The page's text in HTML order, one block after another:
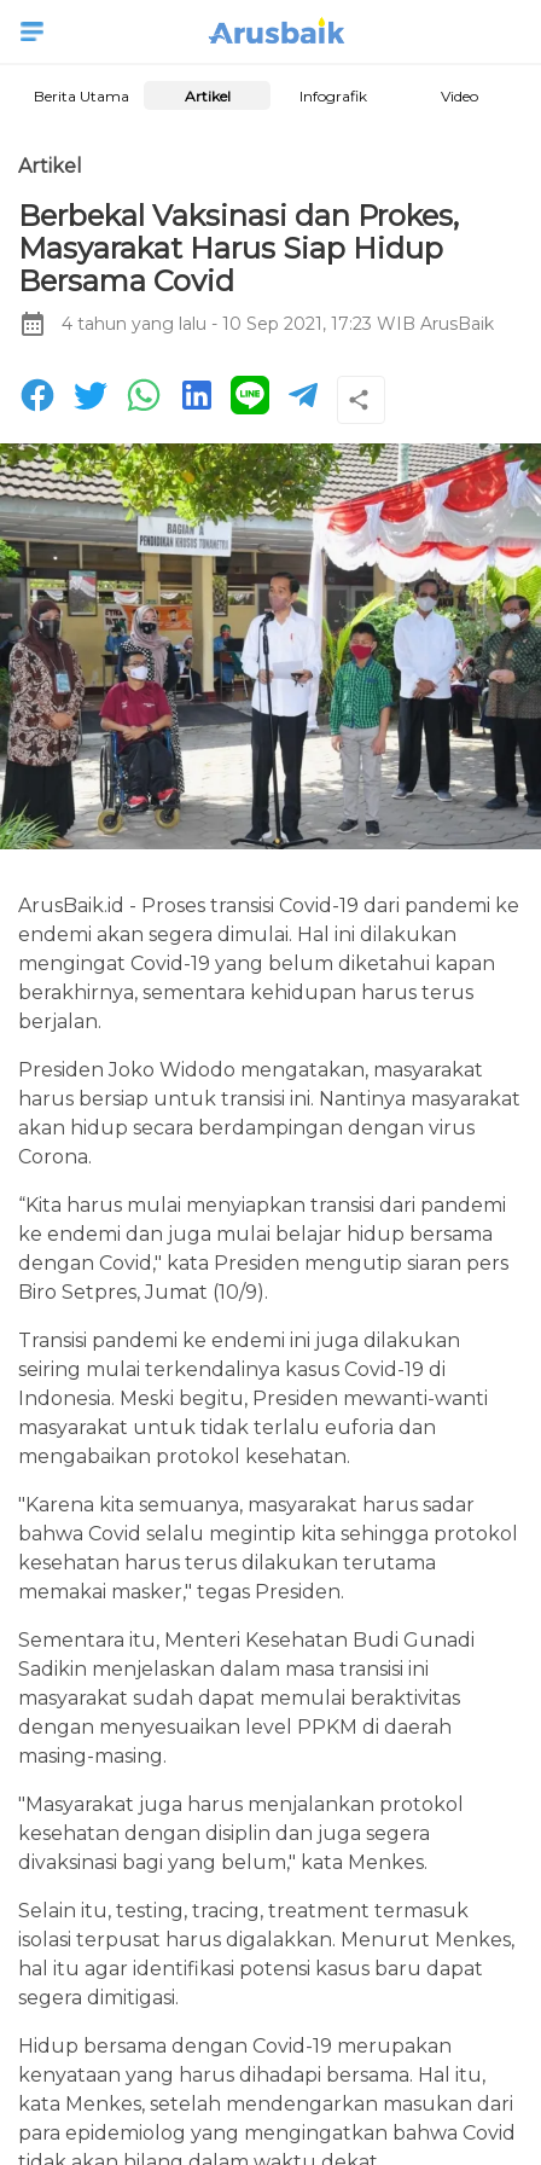
Berita Utama Artikel Infografik Video
Artikel
Berbekal Vaksinasi dan Prokes,
Masyarakat Harus Siap Hidup
Bersama Covid
4 tahun yang lalu - 10 Sep 2021, 17:23 WIB ArusBaik
ArusBaik.id - Proses transisi Covid-19 dari pandemi ke
endemi akan segera dimulai. Hal ini dilakukan
mengingat Covid-19 yang belum diketahui kapan
berakhirnya, sementara kehidupan harus terus
berjalan.
Presiden Joko Widodo mengatakan, masyarakat
harus bersiap untuk transisi ini. Nantinya masyarakat
akan hidup secara berdampingan dengan virus
Corona.
“Kita harus mulai menyiapkan transisi dari pandemi
ke endemi dan juga mulai belajar hidup bersama
dengan Covid," kata Presiden mengutip siaran pers
Biro Setpres, Jumat (10/9).
Transisi pandemi ke endemi ini juga dilakukan
seiring mulai terkendalinya kasus Covid-19 di
Indonesia. Meski begitu, Presiden mewanti-wanti
masyarakat untuk tidak terlalu euforia dan
mengabaikan protokol kesehatan.
"Karena kita semuanya, masyarakat harus sadar
bahwa Covid selalu megintip kita sehingga protokol
kesehatan harus terus dilakukan terutama
memakai masker," tegas Presiden.
Sementara itu, Menteri Kesehatan Budi Gunadi
Sadikin menjelaskan dalam masa transisi ini
masyarakat sudah dapat memulai beraktivitas
dengan menyesuaikan level PPKM di daerah
masing-masing.
"Masyarakat juga harus menjalankan protokol
kesehatan dengan disiplin dan juga segera
divaksinasi bagi yang belum," kata Menkes.
Selain itu, testing, tracing, treatment termasuk
isolasi terpusat harus digalakkan. Menurut Menkes,
hal itu agar identifikasi potensi kasus baru dapat
segera dimitigasi.
Hidup bersama dengan Covid-19 merupakan
kenyataan yang harus dihadapi bersama. Hal itu,
kata Menkes, setelah mendengarkan masukan dari
para epidemiolog yang mengingatkan bahwa Covid